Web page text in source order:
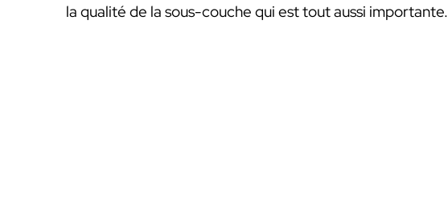
la qualité de la sous-couche qui est tout aussi importante.